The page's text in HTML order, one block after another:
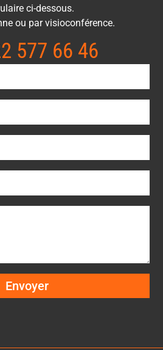
ci-dessous.
ou par visioconférence.
577 66 46​
Envoyer